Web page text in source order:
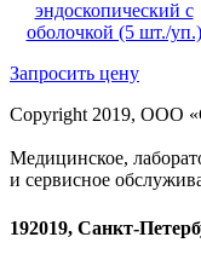
эндоскопический с
оболочкой (5 шт./уп.)
Запросить цену
Copyright 2019, ООО
Медицинское,
и сервисное
192019, Санкт-